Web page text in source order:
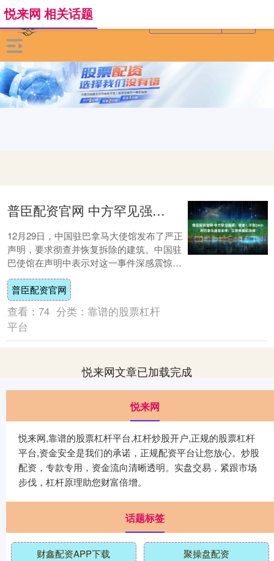
悦来网 相关话题
普臣配资官网 中方罕见强硬：彻查！不到24小时巴拿马通告全球：立即修复纪念碑
12月29日，中国驻巴拿马大使馆发布了严正
声明，要求彻查并恢复拆除的建筑。中国驻
巴使馆在声明中表示对这一事件深感震惊和
愤怒，强烈反对这种行为，认为这一拆除行
为无....
普臣配资官网
查看： 74 分类： 靠谱的股票杠杆
平台
悦来网文章已加载完成
悦来网
悦来网,靠谱的股票杠杆平台,杠杆炒股开户,正规的股票杠杆
平台,资金安全是我们的承诺，正规配资平台让您放心。炒股
配资，专款专用，资金流向清晰透明。实盘交易，紧跟市场
步伐，杠杆原理助您财富倍增。
话题标签
财鑫配资APP下载 聚操盘配资